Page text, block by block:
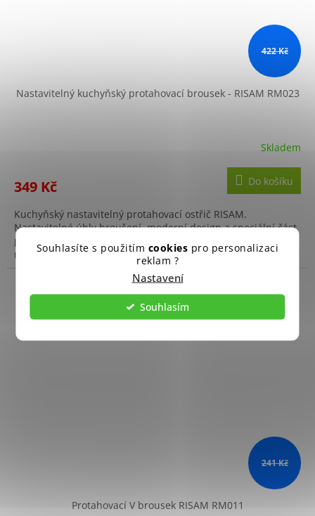
Souhlasíte s použitím cookies pro personalizaci
reklam ?
Nastavení
Souhlasím
422 Kč
Nastavitelný kuchyňský protahovací brousek - RISAM RM023
Skladem
349 Kč Do košíku
Kuchyňský nastavitelný protahovací ostřič RISAM.
Nastavitelné úhly broušení, moderní design a speciální část
pro nůžky. Rychlé a přesné ostření, stačí pár tahů a vaše
nože budou...
241 Kč
Protahovací V brousek RISAM RM011